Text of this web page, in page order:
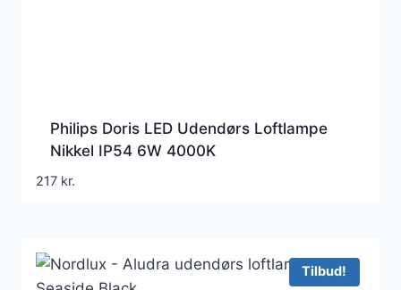
Philips Doris LED Udendørs Loftlampe
Nikkel IP54 6W 4000K
217 kr.
Tilbud!